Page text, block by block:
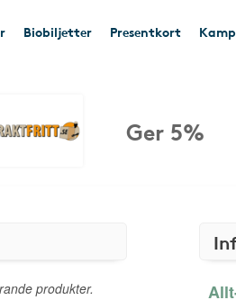
Biobiljetter Presentkort
Ger 5%
produkter.